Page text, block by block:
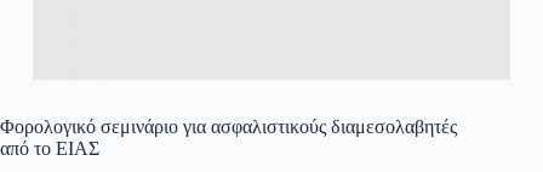
Φορολογικό σεμινάριο για ασφαλιστικούς διαμεσολαβητές
από το ΕΙΑΣ